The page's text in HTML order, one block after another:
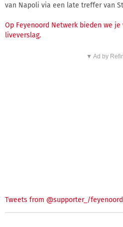
van Napoli via een late treffer van
Op Feyenoord Netwerk bieden we
liveverslag.
▼ Ad by
Tweets from @supporter_/feyenoord